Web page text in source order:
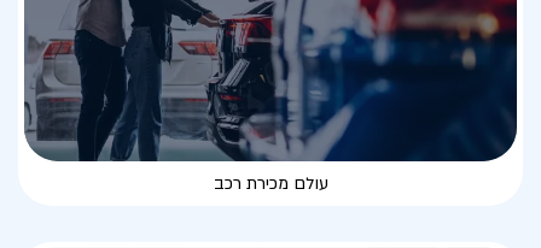
עולם מכירת רכב